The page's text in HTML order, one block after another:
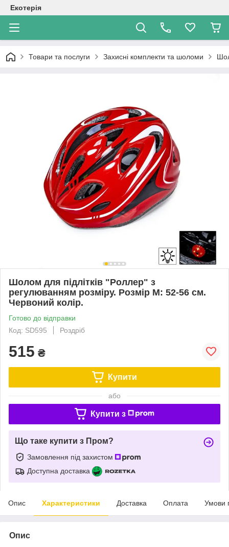
Екотерія
Товари та послуги Захисні комплекти та шоломи
Шолом для підлітків "Роллер" з
регулюванням розміру. Розмір M: 52-56 см.
Червоний колір.
Готово до відправки
Код: SD595
Роздріб
515 ₴
Купити
або
Купити з
Що таке купити з Пром?
Замовлення під захистом
Доступна доставка
Опис Характеристики Доставка Оплата Умови
Опис